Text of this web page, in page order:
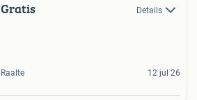
Gratis Details
Raalte 12 jul 26